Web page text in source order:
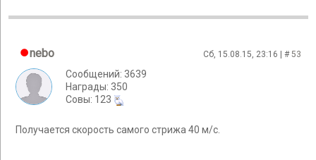
nebo Сб, 15.08.15, 23:16 | #53
Сообщений: 3639
Награды: 350
Cовы: 123
Получается скорость самого стрижа 40 м/с.